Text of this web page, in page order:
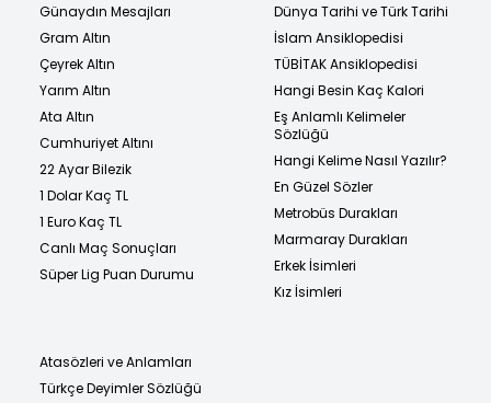
Günaydın Mesajları
Gram Altın
Çeyrek Altın
Yarım Altın
Ata Altın
Cumhuriyet Altını
22 Ayar Bilezik
1 Dolar Kaç TL
1 Euro Kaç TL
Canlı Maç Sonuçları
Süper Lig Puan Durumu
Dünya Tarihi ve Türk Tarihi
İslam Ansiklopedisi
TÜBİTAK Ansiklopedisi
Hangi Besin Kaç Kalori
Eş Anlamlı Kelimeler
Sözlüğü
Hangi Kelime Nasıl Yazılır?
En Güzel Sözler
Metrobüs Durakları
Marmaray Durakları
Erkek İsimleri
Kız İsimleri
Atasözleri ve Anlamları
Türkçe Deyimler Sözlüğü